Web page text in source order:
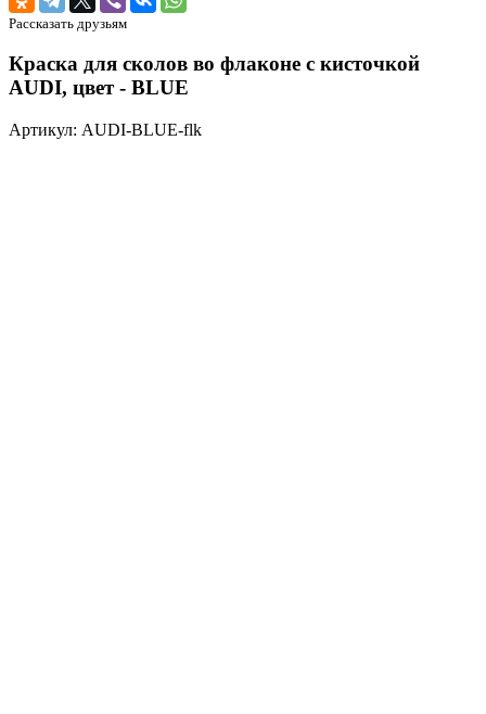
Рассказать друзьям
Краска для сколов во флаконе с кисточкой
AUDI, цвет - BLUE
Артикул: AUDI-BLUE-flk